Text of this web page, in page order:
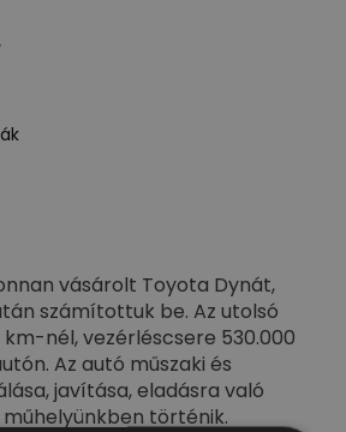
vásárolt Toyota Dynát,
számítottuk be. Az utolsó
nél, vezérléscsere 530.000
Az autó műszaki és
javítása, eladásra való
történik.